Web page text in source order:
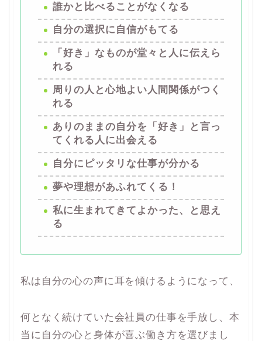
誰かと比べることがなくなる
自分の選択に自信がもてる
「好き」なものが堂々と人に伝えら
れる
周りの人と心地よい人間関係がつく
れる
ありのままの自分を「好き」と言っ
てくれる人に出会える
自分にピッタリな仕事が分かる
夢や理想があふれてくる！
私に生まれてきてよかった、と思え
る
私は自分の心の声に耳を傾けるようになって、
何となく続けていた会社員の仕事を手放し、本
当に自分の心と身体が喜ぶ働き方を選びまし